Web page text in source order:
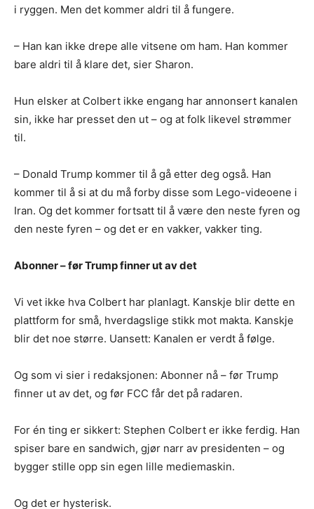
i ryggen. Men det kommer aldri til å fungere.
– Han kan ikke drepe alle vitsene om ham. Han kommer
bare aldri til å klare det, sier Sharon.
Hun elsker at Colbert ikke engang har annonsert kanalen
sin, ikke har presset den ut – og at folk likevel strømmer
til.
– Donald Trump kommer til å gå etter deg også. Han
kommer til å si at du må forby disse som Lego-videoene i
Iran. Og det kommer fortsatt til å være den neste fyren og
den neste fyren – og det er en vakker, vakker ting.
Abonner – før Trump finner ut av det
Vi vet ikke hva Colbert har planlagt. Kanskje blir dette en
plattform for små, hverdagslige stikk mot makta. Kanskje
blir det noe større. Uansett: Kanalen er verdt å følge.
Og som vi sier i redaksjonen: Abonner nå – før Trump
finner ut av det, og før FCC får det på radaren.
For én ting er sikkert: Stephen Colbert er ikke ferdig. Han
spiser bare en sandwich, gjør narr av presidenten – og
bygger stille opp sin egen lille mediemaskin.
Og det er hysterisk.